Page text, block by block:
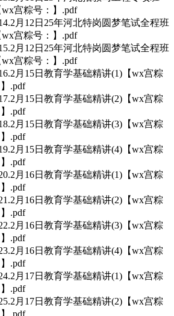
wx宫粽号：】.pdf
月12日25年河北特岗圆梦笔试全程班
wx宫粽号：】.pdf
月12日25年河北特岗圆梦笔试全程班
wx宫粽号：】.pdf
月15日教育学基础精讲(1)【wx宫粽
.pdf
月15日教育学基础精讲(2)【wx宫粽
.pdf
月15日教育学基础精讲(3)【wx宫粽
.pdf
月15日教育学基础精讲(4)【wx宫粽
.pdf
月16日教育学基础精讲(1)【wx宫粽
.pdf
月16日教育学基础精讲(2)【wx宫粽
.pdf
月16日教育学基础精讲(3)【wx宫粽
.pdf
月16日教育学基础精讲(4)【wx宫粽
.pdf
月17日教育学基础精讲(1)【wx宫粽
.pdf
月17日教育学基础精讲(2)【wx宫粽
.pdf